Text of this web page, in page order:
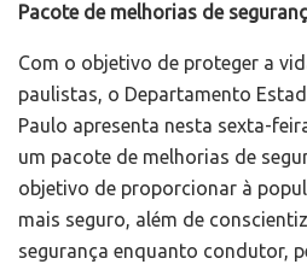
Pacote de melhorias de
Com o objetivo de proteger a
paulistas, o Departamento
Paulo apresenta nesta sexta-
um pacote de melhorias de
objetivo de proporcionar à
mais seguro, além de
segurança enquanto condutor,